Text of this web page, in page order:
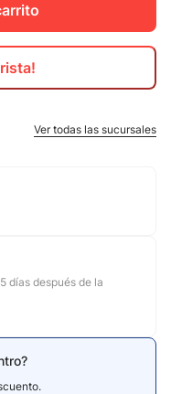
Ver todas las sucursales
días después de la